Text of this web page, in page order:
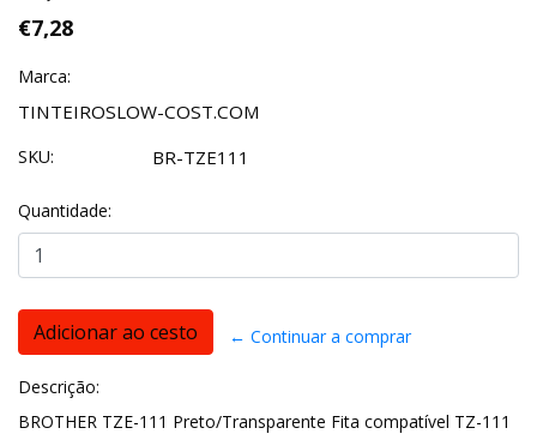
€7,28
Marca:
TINTEIROSLOW-COST.COM
SKU: BR-TZE111
Quantidade:
← Continuar a comprar
Descrição:
BROTHER TZE-111 Preto/Transparente Fita compatível TZ-111